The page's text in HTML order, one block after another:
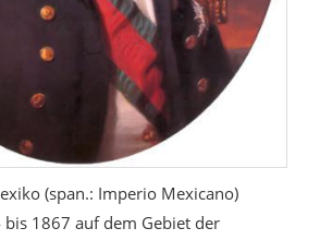
(span.: Imperio Mexicano)
1867 auf dem Gebiet der